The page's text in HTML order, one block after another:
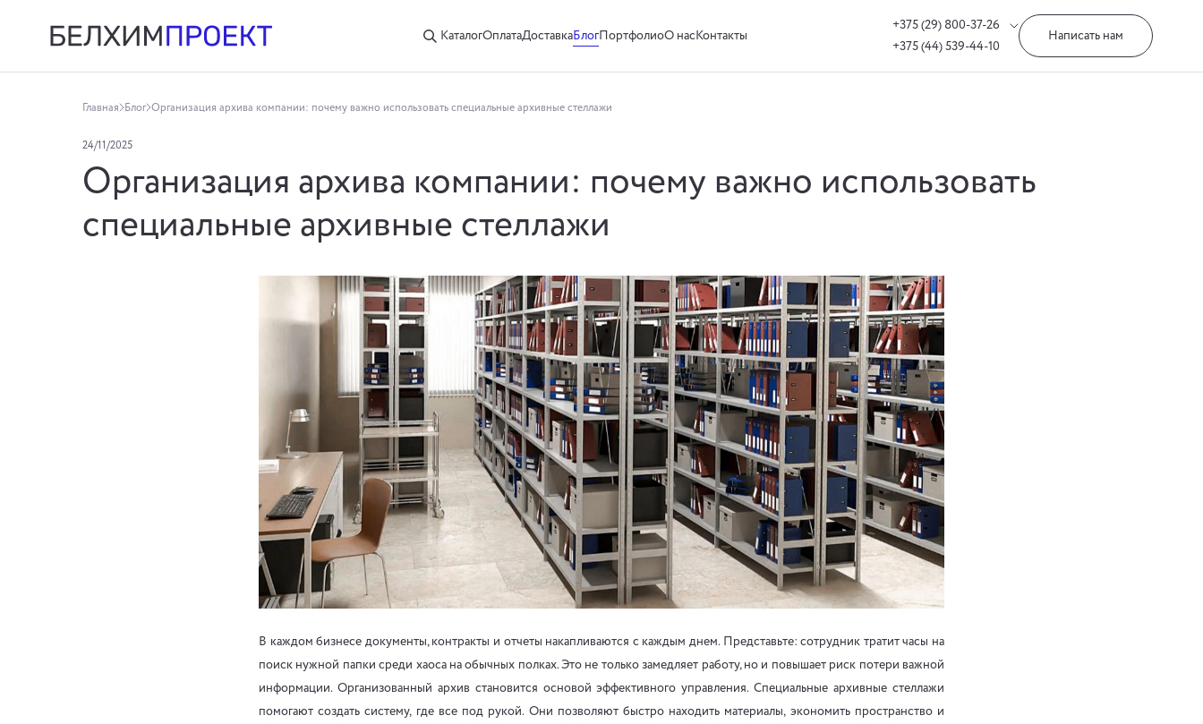
КаталогОплатаДоставкаБлогПортфолиоО насКонтакты
+375 (29) 800-37-26
+375 (44) 539-44-10
Написать нам
Главная Блог Организация архива компании: почему важно использовать специальные архивные стеллажи
24/11/2025
Организация архива компании: почему важно использовать
специальные архивные стеллажи
В каждом бизнесе документы, контракты и отчеты накапливаются с каждым днем. Представьте: сотрудник тратит часы на
поиск нужной папки среди хаоса на обычных полках. Это не только замедляет работу, но и повышает риск потери важной
информации. Организованный архив становится основой эффективного управления. Специальные архивные стеллажи
помогают создать систему, где все под рукой. Они позволяют быстро находить материалы, экономить пространство и